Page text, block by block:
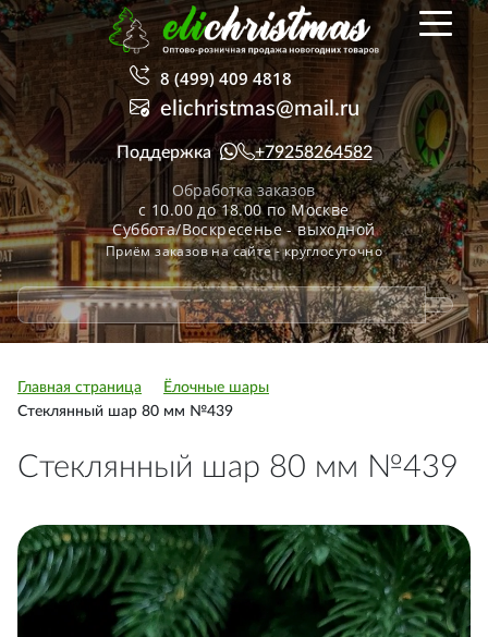
8 (499) 409 4818
elichristmas@mail.ru
Поддержка +79258264582
Обработка заказов
с 10.00 до 18.00 по Москве
Суббота/Воскресенье - выходной
Приём заказов на сайте - круглосуточно
Главная страница
Ёлочные шары
Стеклянный шар 80 мм №439
Стеклянный шар 80 мм №439